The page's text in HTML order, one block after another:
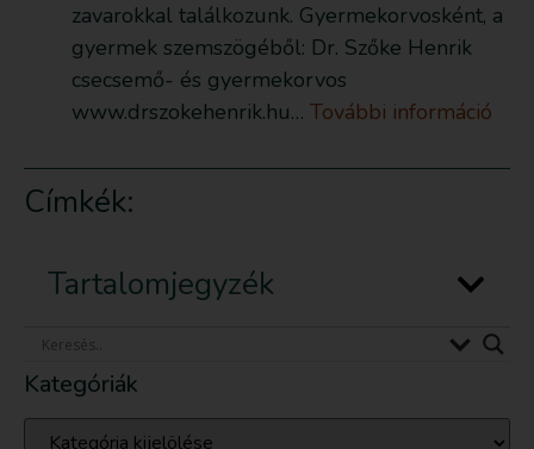
zavarokkal találkozunk. Gyermekorvosként, a
gyermek szemszögéből: Dr. Szőke Henrik
csecsemő- és gyermekorvos
www.drszokehenrik.hu… További információ
Címkék:
Tartalomjegyzék
Kategóriák